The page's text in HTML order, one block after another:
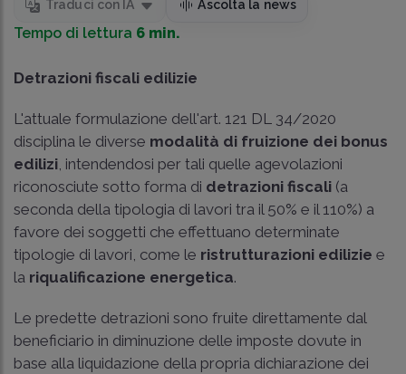
Traduci con IA Ascolta la news
Tempo di lettura 6 min.
Detrazioni fiscali edilizie
L'attuale formulazione dell'art. 121 DL 34/2020
disciplina le diverse modalità di fruizione dei bonus
edilizi, intendendosi per tali quelle agevolazioni
riconosciute sotto forma di detrazioni fiscali (a
seconda della tipologia di lavori tra il 50% e il 110%) a
favore dei soggetti che effettuano determinate
tipologie di lavori, come le ristrutturazioni edilizie e
la riqualificazione energetica.
Le predette detrazioni sono fruite direttamente dal
beneficiario in diminuzione delle imposte dovute in
base alla liquidazione della propria dichiarazione dei